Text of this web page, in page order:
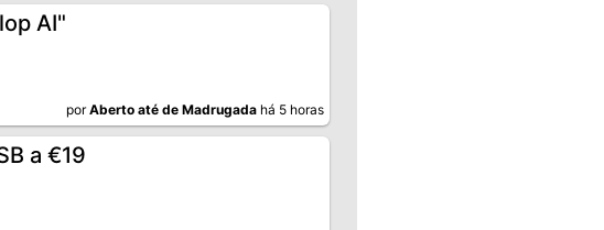
AI"
porAberto até de Madrugadahá 5 horas
a €19